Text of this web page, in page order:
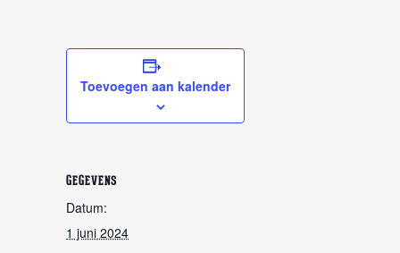
Toevoegen aan kalender
GEGEVENS
Datum:
1 juni 2024